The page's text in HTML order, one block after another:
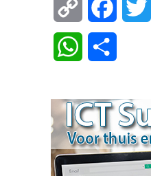
Copy
Link
WhatsApp